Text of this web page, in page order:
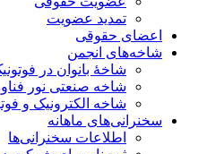
تمدید عضویت
اعضای حقوقی
شاخه‌های انجمن
شاخۀ بانوان در
شاخه صنعتی نور
شاخه‌ الکترونیک و
سخنرانی‌های ماهانه
اطلاعات سخنرانی‌‌ها